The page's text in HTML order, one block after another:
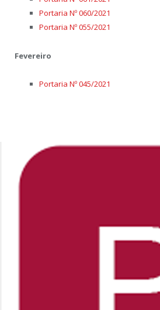
Portaria Nº 060/2021
Portaria Nº 055/2021
Fevereiro
Portaria Nº 045/2021